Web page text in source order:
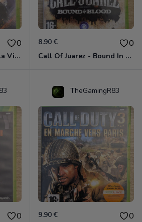
0
Cars 3 - Course Vers La Victoire Xbox 360
8.90 € 0
Call Of Juarez - Bound In Blood Xbox 360
0
TheGamingR83
9.90 € 0